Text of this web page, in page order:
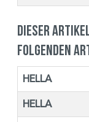
Dieser
folgenden
HELLA
HELLA